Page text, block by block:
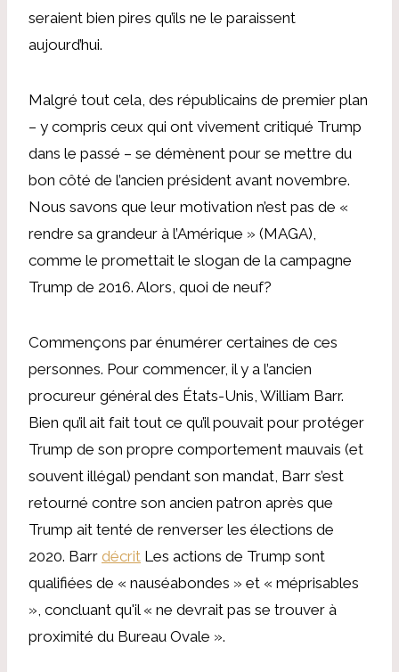
seraient bien pires qu’ils ne le paraissent
aujourd’hui.
Malgré tout cela, des républicains de premier plan
– y compris ceux qui ont vivement critiqué Trump
dans le passé – se démènent pour se mettre du
bon côté de l’ancien président avant novembre.
Nous savons que leur motivation n’est pas de «
rendre sa grandeur à l’Amérique » (MAGA),
comme le promettait le slogan de la campagne
Trump de 2016. Alors, quoi de neuf?
Commençons par énumérer certaines de ces
personnes. Pour commencer, il y a l’ancien
procureur général des États-Unis, William Barr.
Bien qu’il ait fait tout ce qu’il pouvait pour protéger
Trump de son propre comportement mauvais (et
souvent illégal) pendant son mandat, Barr s’est
retourné contre son ancien patron après que
Trump ait tenté de renverser les élections de
2020. Barr décrit Les actions de Trump sont
qualifiées de « nauséabondes » et « méprisables
», concluant qu'il « ne devrait pas se trouver à
proximité du Bureau Ovale ».